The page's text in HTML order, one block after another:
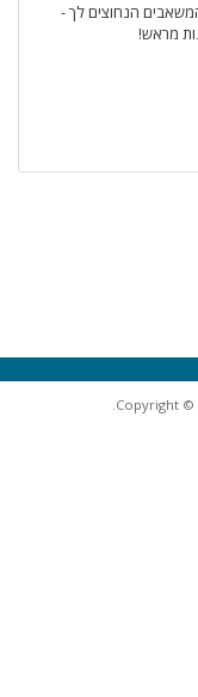
הנחוצים לך -
מראש!
Copyright ©